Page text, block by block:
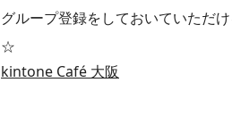
グループ登録をしておいていただ
☆
kintone Café 大阪